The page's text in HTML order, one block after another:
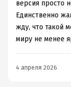
версия просто
Единственно
жду, что такой
миру не менее
4 апреля 2026